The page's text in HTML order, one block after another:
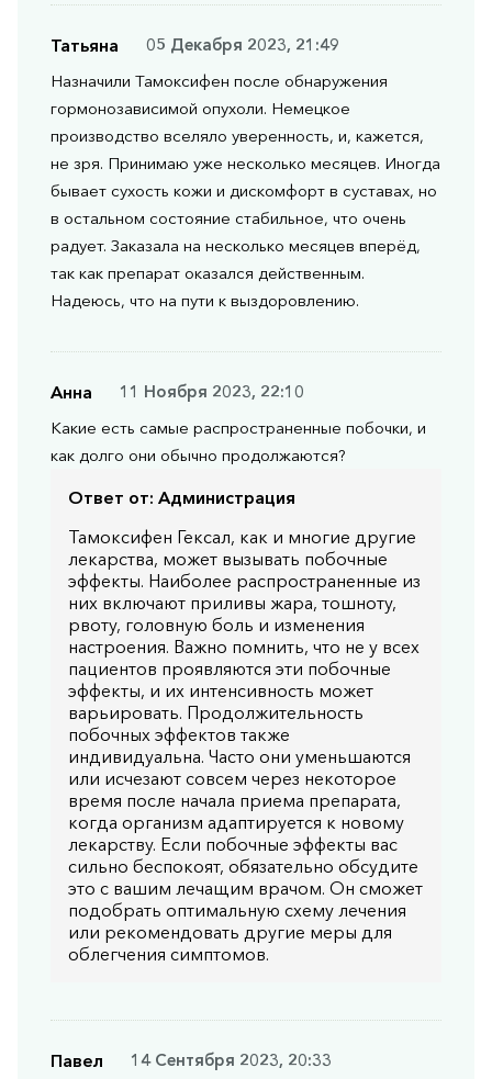
Татьяна
05 Декабря 2023, 21:49
Назначили Тамоксифен после обнаружения
гормонозависимой опухоли. Немецкое
производство вселяло уверенность, и, кажется,
не зря. Принимаю уже несколько месяцев. Иногда
бывает сухость кожи и дискомфорт в суставах, но
в остальном состояние стабильное, что очень
радует. Заказала на несколько месяцев вперёд,
так как препарат оказался действенным.
Надеюсь, что на пути к выздоровлению.
Анна
11 Ноября 2023, 22:10
Какие есть самые распространенные побочки, и
как долго они обычно продолжаются?
Ответ от: Администрация
Тамоксифен Гексал, как и многие другие
лекарства, может вызывать побочные
эффекты. Наиболее распространенные из
них включают приливы жара, тошноту,
рвоту, головную боль и изменения
настроения. Важно помнить, что не у всех
пациентов проявляются эти побочные
эффекты, и их интенсивность может
варьировать. Продолжительность
побочных эффектов также
индивидуальна. Часто они уменьшаются
или исчезают совсем через некоторое
время после начала приема препарата,
когда организм адаптируется к новому
лекарству. Если побочные эффекты вас
сильно беспокоят, обязательно обсудите
это с вашим лечащим врачом. Он сможет
подобрать оптимальную схему лечения
или рекомендовать другие меры для
облегчения симптомов.
Павел
14 Сентября 2023, 20:33